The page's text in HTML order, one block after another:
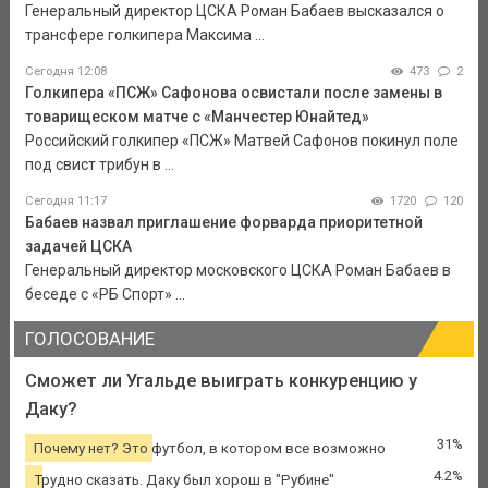
Генеральный директор ЦСКА Роман Бабаев высказался о
трансфере голкипера Максима ...
Сегодня 12:08 473 2
Голкипера «ПСЖ» Сафонова освистали после замены в
товарищеском матче с «Манчестер Юнайтед»
Российский голкипер «ПСЖ» Матвей Сафонов покинул поле
под свист трибун в ...
Сегодня 11:17 1720 120
Бабаев назвал приглашение форварда приоритетной
задачей ЦСКА
Генеральный директор московского ЦСКА Роман Бабаев в
беседе с «РБ Спорт» ...
ГОЛОСОВАНИЕ
Сможет ли Угальде выиграть конкуренцию у
Даку?
Почему нет? Это футбол, в котором все возможно 31%
Трудно сказать. Даку был хорош в "Рубине" 4.2%